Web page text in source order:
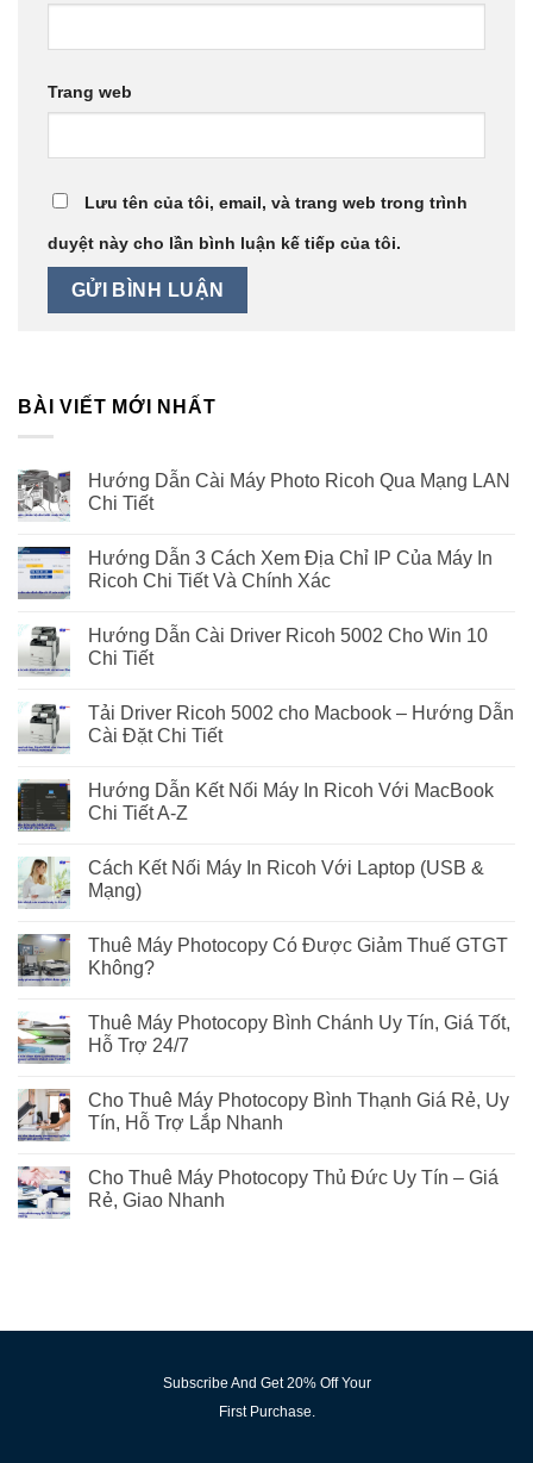
Trang web
Lưu tên của tôi, email, và trang web trong trình
duyệt này cho lần bình luận kế tiếp của tôi.
BÀI VIẾT MỚI NHẤT
Hướng Dẫn Cài Máy Photo Ricoh Qua Mạng LAN
Chi Tiết
Hướng Dẫn 3 Cách Xem Địa Chỉ IP Của Máy In
Ricoh Chi Tiết Và Chính Xác
Hướng Dẫn Cài Driver Ricoh 5002 Cho Win 10
Chi Tiết
Tải Driver Ricoh 5002 cho Macbook – Hướng Dẫn
Cài Đặt Chi Tiết
Hướng Dẫn Kết Nối Máy In Ricoh Với MacBook
Chi Tiết A-Z
Cách Kết Nối Máy In Ricoh Với Laptop (USB &
Mạng)
Thuê Máy Photocopy Có Được Giảm Thuế GTGT
Không?
Thuê Máy Photocopy Bình Chánh Uy Tín, Giá Tốt,
Hỗ Trợ 24/7
Cho Thuê Máy Photocopy Bình Thạnh Giá Rẻ, Uy
Tín, Hỗ Trợ Lắp Nhanh
Cho Thuê Máy Photocopy Thủ Đức Uy Tín – Giá
Rẻ, Giao Nhanh
Subscribe And Get 20% Off Your
First Purchase.